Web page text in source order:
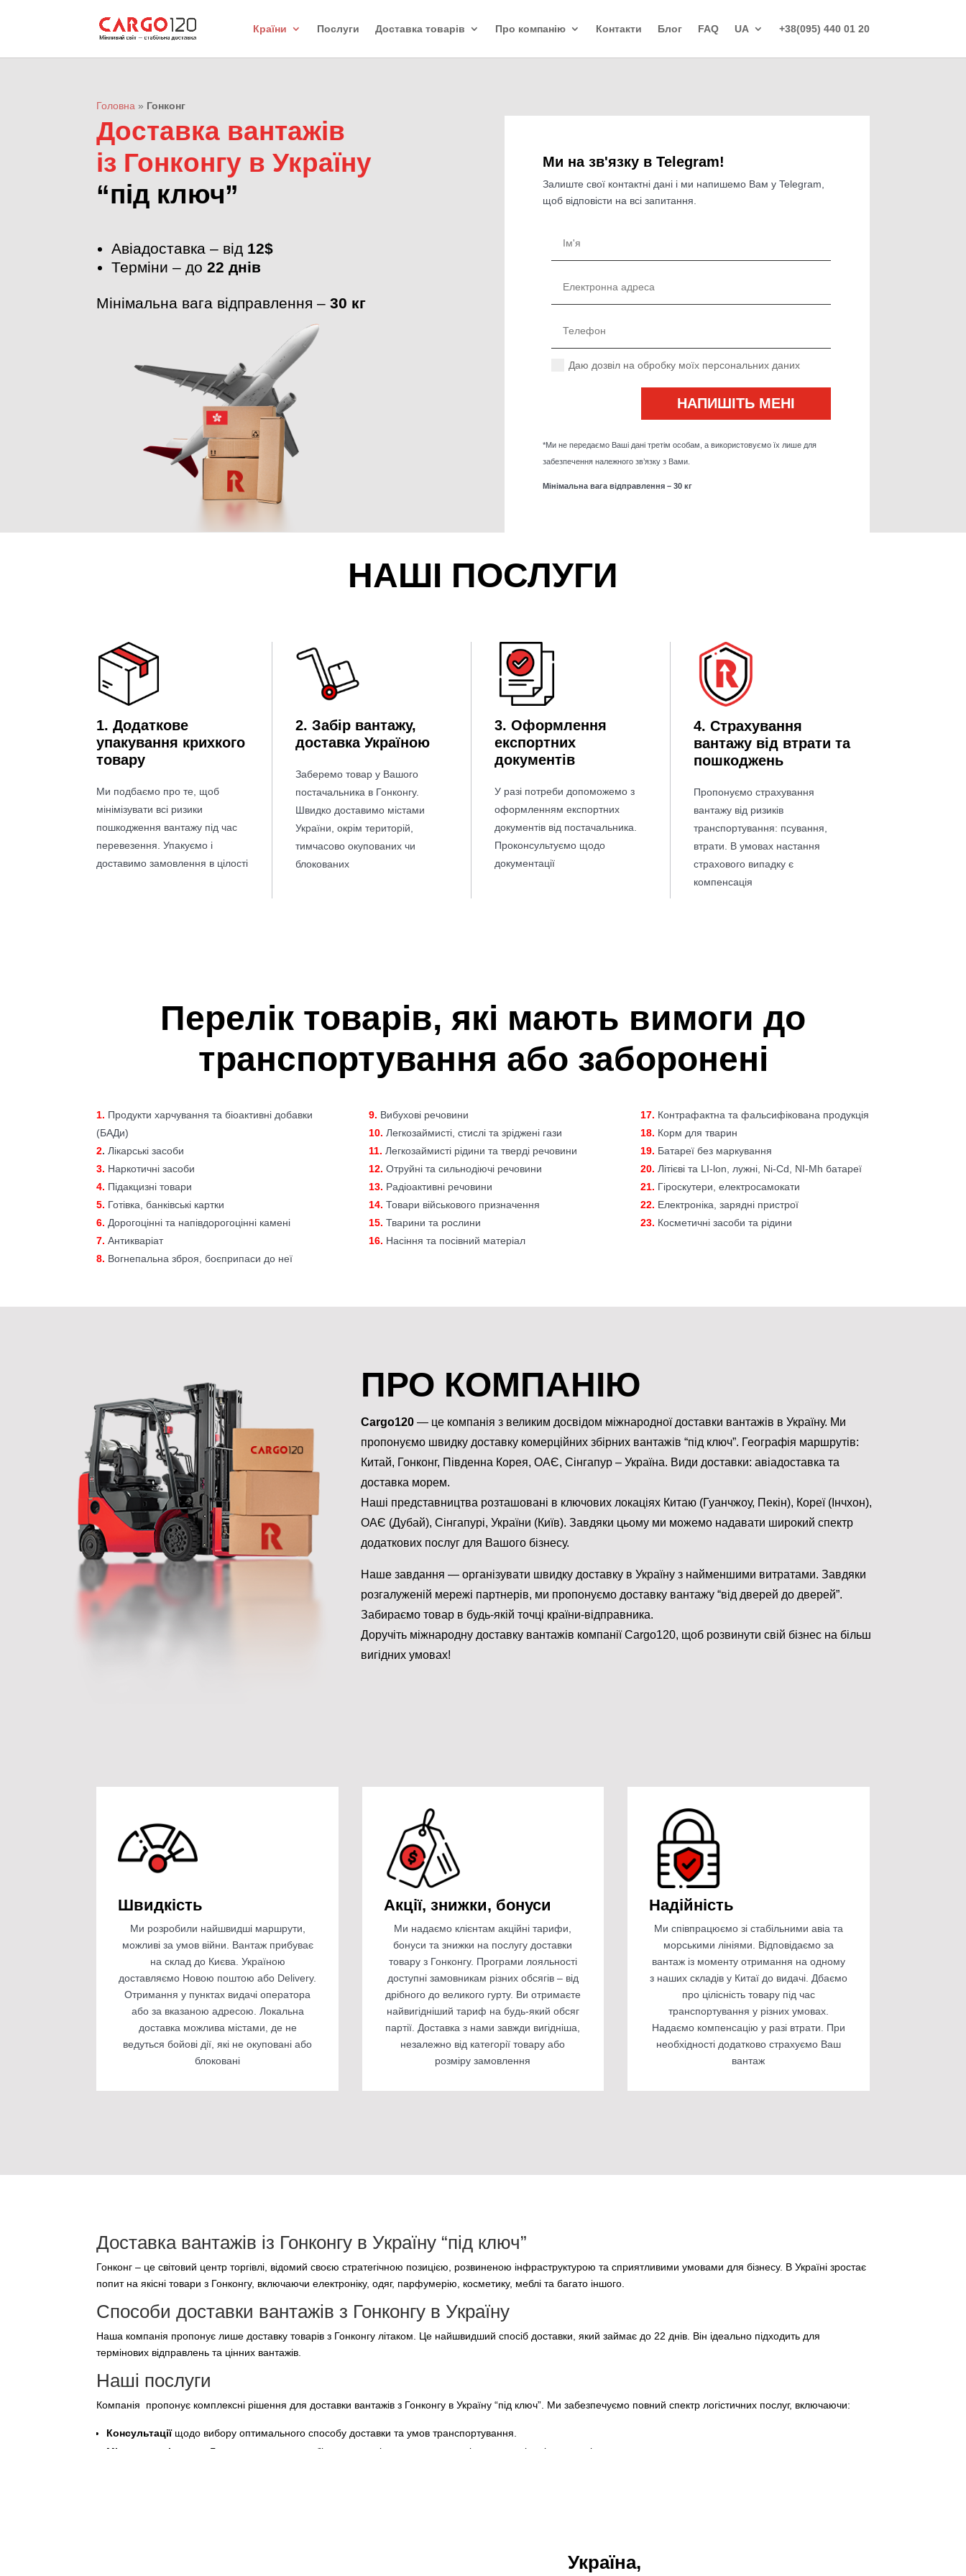
Країни Послуги Доставка товарів Про компанію Контакти Блог FAQ UA +38(095) 440 01 20
Головна » Гонконг
Доставка вантажів
із Гонконгу в Україну
“під ключ”
Авіадоставка – від 12$
Терміни – до22 днів
Мінімальна вага відправлення –30 кг
Ми на зв'язку в Telegram!
Залиште свої контактні дані і ми напишемо Вам у Telegram,
щоб відповісти на всі запитання.
Даю дозвіл на обробку моїх персональних даних
*Ми не передаємо Ваші дані третім особам, а використовуємо їх лише для
забезпечення належного зв’язку з Вами.
Мінімальна вага відправлення – 30 кг
НАШІ ПОСЛУГИ
1.Додаткове
упакування крихкого
товару
Ми подбаємо про те, щоб
мінімізувати всі ризики
пошкодження вантажу під час
перевезення. Упакуємо і
доставимо замовлення в цілості
2. Забір вантажу,
доставка Україною
Заберемо товар у Вашого
постачальника в Гонконгу.
Швидко доставимо містами
України, окрім територій,
тимчасово окупованих чи
блокованих
3.Оформлення
експортних
документів
У разі потреби допоможемо з
оформленням експортних
документів від постачальника.
Проконсультуємо щодо
документації
4. Страхування
вантажу від втрати та
пошкоджень
Пропонуємо страхування
вантажу від ризиків
транспортування: псування,
втрати. В умовах настання
страхового випадку є
компенсація
Перелік товарів, які мають вимоги до
транспортування або заборонені
1. Продукти харчування та біоактивні добавки
(БАДи)
2. Лікарські засоби
3. Наркотичні засоби
4. Підакцизні товари
5. Готівка, банківські картки
6. Дорогоцінні та напівдорогоцінні камені
7. Антикваріат
8. Вогнепальна зброя, боєприпаси до неї
9. Вибухові речовини
10. Легкозаймисті, стислі та зріджені гази
11. Легкозаймисті рідини та тверді речовини
12. Отруйні та сильнодіючі речовини
13. Радіоактивні речовини
14. Товари військового призначення
15. Тварини та рослини
16. Насіння та посівний матеріал
17. Контрафактна та фальсифікована продукція
18. Корм для тварин
19. Батареї без маркування
20. Літієві та LI-lon, лужні, Ni-Cd, NI-Mh батареї
21. Гіроскутери, електросамокати
22. Електроніка, зарядні пристрої
23. Косметичні засоби та рідини
ПРО КОМПАНІЮ
Сargo120 — це компанія з великим досвідом міжнародної доставки вантажів в Україну. Ми
пропонуємо швидку доставку комерційних збірних вантажів “під ключ”. Географія маршрутів:
Китай, Гонконг, Південна Корея, ОАЄ, Сінгапур – Україна. Види доставки: авіадоставка та
доставка морем.
Наші представництва розташовані в ключових локаціях Китаю (Гуанчжоу, Пекін), Кореї (Інчхон),
ОАЄ (Дубай), Сінгапурі, України (Київ). Завдяки цьому ми можемо надавати широкий спектр
додаткових послуг для Вашого бізнесу.
Наше завдання — організувати швидку доставку в Україну з найменшими витратами. Завдяки
розгалуженій мережі партнерів, ми пропонуємо доставку вантажу “від дверей до дверей”.
Забираємо товар в будь-якій точці країни-відправника.
Доручіть міжнародну доставку вантажів компанії Cargo120, щоб розвинути свій бізнес на більш
вигідних умовах!
Швидкість
Ми розробили найшвидші маршрути,
можливі за умов війни. Вантаж прибуває
на склад до Києва. Україною
доставляємо Новою поштою або Delivery.
Отримання у пунктах видачі оператора
або за вказаною адресою. Локальна
доставка можлива містами, де не
ведуться бойові дії, які не окуповані або
блоковані
Акції, знижки, бонуси
Ми надаємо клієнтам акційні тарифи,
бонуси та знижки на послугу доставки
товару з Гонконгу. Програми лояльності
доступні замовникам різних обсягів – від
дрібного до великого гурту. Ви отримаєте
найвигідніший тариф на будь-який обсяг
партії. Доставка з нами завжди вигідніша,
незалежно від категорії товару або
розміру замовлення
Надійність
Ми співпрацюємо зі стабільними авіа та
морськими лініями. Відповідаємо за
вантаж із моменту отримання на одному
з наших складів у Китаї до видачі. Дбаємо
про цілісність товару під час
транспортування у різних умовах.
Надаємо компенсацію у разі втрати. При
необхідності додатково страхуємо Ваш
вантаж
Доставка вантажів із Гонконгу в Україну “під ключ”
Гонконг – це світовий центр торгівлі, відомий своєю стратегічною позицією, розвиненою інфраструктурою та сприятливими умовами для бізнесу. В Україні зростає
попит на якісні товари з Гонконгу, включаючи електроніку, одяг, парфумерію, косметику, меблі та багато іншого.
Способи доставки вантажів з Гонконгу в Україну
Наша компанія пропонує лише доставку товарів з Гонконгу літаком. Це найшвидший спосіб доставки, який займає до 22 днів. Він ідеально підходить для
термінових відправлень та цінних вантажів.
Наші послуги
Компанія пропонує комплексні рішення для доставки вантажів з Гонконгу в Україну “під ключ”. Ми забезпечуємо повний спектр логістичних послуг, включаючи:
Консультаціїщодо вибору оптимального способу доставки та умов транспортування.
Місцеву логістику
в Гонконгу, включаючи збір товару з різних постачальників та консолідацію вантажів.
Україна,